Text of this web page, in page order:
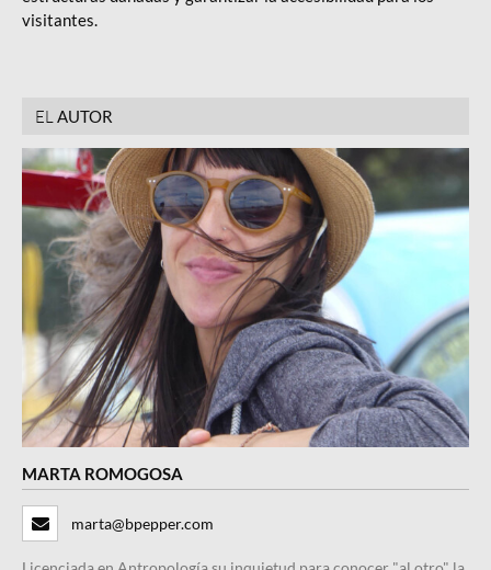
EL AUTOR
MARTA ROMOGOSA
marta@bpepper.com
visitantes.